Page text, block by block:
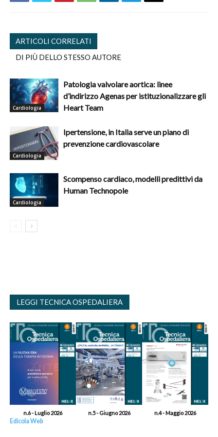
ARTICOLI CORRELATI
DI PIÙ DELLO STESSO AUTORE
Cardiologia
Patologia valvolare aortica: linee
d’indirizzo Agenas per istituzionalizzare gli
Heart Team
Cardiologia
Ipertensione, in Italia serve un piano di
prevenzione cardiovascolare
Cardiologia
Scompenso cardiaco, modelli predittivi da
Human Technopole
LEGGI TECNICA OSPEDALIERA
n.6 - Luglio 2026 n.5 - Giugno 2026 n.4 - Maggio 2026
Edicola Web